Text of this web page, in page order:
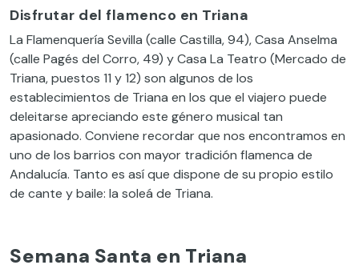
Disfrutar del flamenco en Triana
La Flamenquería Sevilla (calle Castilla, 94), Casa Anselma
(calle Pagés del Corro, 49) y Casa La Teatro (Mercado de
Triana, puestos 11 y 12) son algunos de los
establecimientos de Triana en los que el viajero puede
deleitarse apreciando este género musical tan
apasionado. Conviene recordar que nos encontramos en
uno de los barrios con mayor tradición flamenca de
Andalucía. Tanto es así que dispone de su propio estilo
de cante y baile: la soleá de Triana.
Semana Santa en Triana